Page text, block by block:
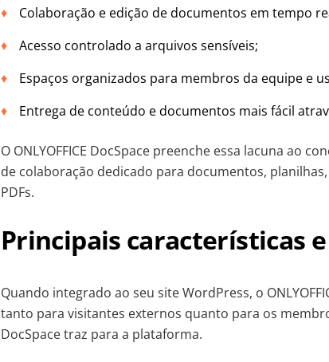
Colaboração e edição de documentos em tempo
Acesso controlado a arquivos sensíveis;
Espaços organizados para membros da equipe e
Entrega de conteúdo e documentos mais fácil
O ONLYOFFICE DocSpace preenche essa lacuna ao
de colaboração dedicado para documentos,
PDFs.
Principais características
Quando integrado ao seu site WordPress, o
tanto para visitantes externos quanto para os
DocSpace traz para a plataforma.